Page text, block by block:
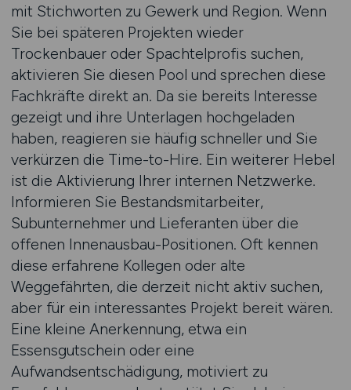
mit Stichworten zu Gewerk und Region. Wenn
Sie bei späteren Projekten wieder
Trockenbauer oder Spachtelprofis suchen,
aktivieren Sie diesen Pool und sprechen diese
Fachkräfte direkt an. Da sie bereits Interesse
gezeigt und ihre Unterlagen hochgeladen
haben, reagieren sie häufig schneller und Sie
verkürzen die Time-to-Hire. Ein weiterer Hebel
ist die Aktivierung Ihrer internen Netzwerke.
Informieren Sie Bestandsmitarbeiter,
Subunternehmer und Lieferanten über die
offenen Innen­ausbau-Positionen. Oft kennen
diese erfahrene Kollegen oder alte
Weggefährten, die derzeit nicht aktiv suchen,
aber für ein interessantes Projekt bereit wären.
Eine kleine Anerkennung, etwa ein
Essensgutschein oder eine
Aufwandsentschädigung, motiviert zu